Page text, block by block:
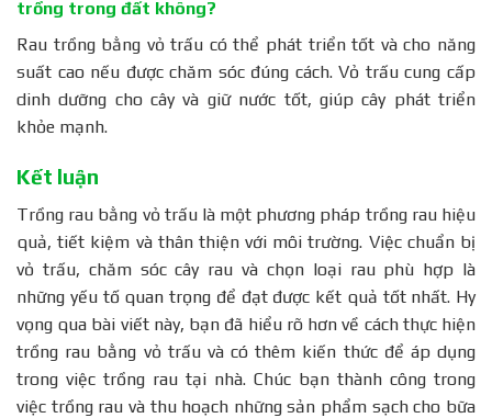
trồng trong đất không?
Rau trồng bằng vỏ trấu có thể phát triển tốt và cho năng
suất cao nếu được chăm sóc đúng cách. Vỏ trấu cung cấp
dinh dưỡng cho cây và giữ nước tốt, giúp cây phát triển
khỏe mạnh.
Kết luận
Trồng rau bằng vỏ trấu là một phương pháp trồng rau hiệu
quả, tiết kiệm và thân thiện với môi trường. Việc chuẩn bị
vỏ trấu, chăm sóc cây rau và chọn loại rau phù hợp là
những yếu tố quan trọng để đạt được kết quả tốt nhất. Hy
vọng qua bài viết này, bạn đã hiểu rõ hơn về cách thực hiện
trồng rau bằng vỏ trấu và có thêm kiến thức để áp dụng
trong việc trồng rau tại nhà. Chúc bạn thành công trong
việc trồng rau và thu hoạch những sản phẩm sạch cho bữa